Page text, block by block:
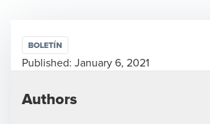
BOLETÍN
Published: January 6, 2021
Authors